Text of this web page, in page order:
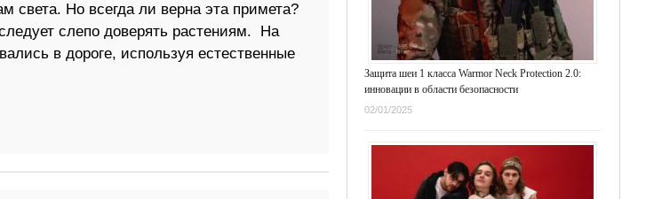
света. Но всегда ли верна эта примета?
слепо доверять растениям. На
в дороге, используя естественные
Защита шеи 1 класса Warmor Neck Protection 2.0:
инновации в области безопасности
02/01/2025